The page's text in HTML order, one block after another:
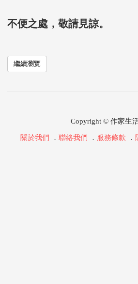
不便之處，敬請見諒。
繼續瀏覽
Copyright © 作家生
關於我們 ． 聯絡我們 ． 服務條款 ．